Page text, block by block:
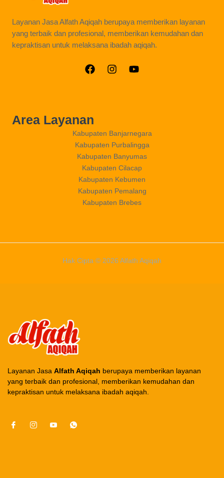
Layanan Jasa Alfath Aqiqah berupaya memberikan layanan
yang terbaik dan profesional, memberikan kemudahan dan
kepraktisan untuk melaksana ibadah aqiqah.
Area Layanan
Kabupaten Banjarnegara
Kabupaten Purbalingga
Kabupaten Banyumas
Kabupaten Cilacap
Kabupaten Kebumen
Kabupaten Pemalang
Kabupaten Brebes
Hak Cipta © 2026 Alfath Aqiqah
Layanan Jasa Alfath Aqiqah berupaya memberikan layanan
yang terbaik dan profesional, memberikan kemudahan dan
kepraktisan untuk melaksana ibadah aqiqah.